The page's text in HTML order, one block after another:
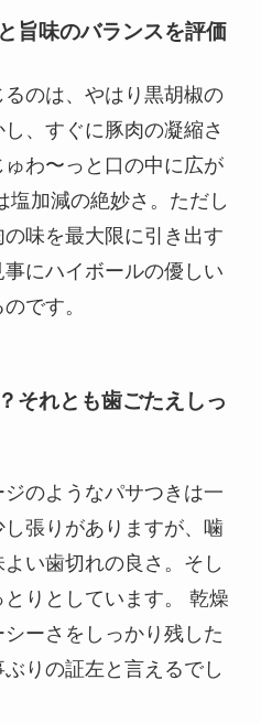
旨味のバランスを評価
のは、やはり黒胡椒の
、すぐに豚肉の凝縮さ
わ〜っと口の中に広が
塩加減の絶妙さ。ただし
味を最大限に引き出す
にハイボールの優しい
です。
それとも歯ごたえしっ
のようなパサつきは一
張りがありますが、噛
い歯切れの良さ。そし
りとしています。 乾燥
ーさをしっかり残した
りの証左と言えるでし